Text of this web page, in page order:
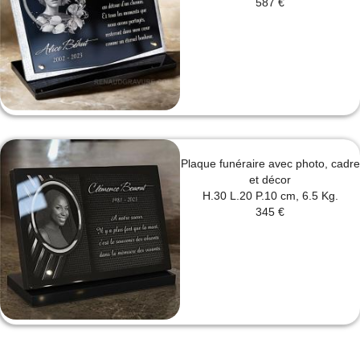
587 €
Plaque funéraire avec photo, cadre
et décor
H.30 L.20 P.10 cm, 6.5 Kg.
345 €